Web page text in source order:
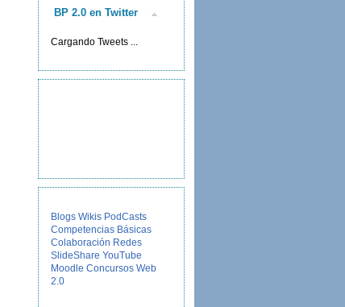
BP 2.0 en Twitter
Cargando Tweets ...
Blogs Wikis PodCasts
Competencias Básicas
Colaboración Redes
SlideShare YouTube
Moodle Concursos Web
2.0